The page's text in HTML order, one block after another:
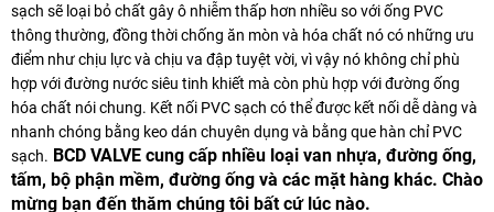
sạch sẽ loại bỏ chất gây ô nhiễm thấp hơn nhiều so với ống PVC
thông thường, đồng thời chống ăn mòn và hóa chất nó có những ưu
điểm như chịu lực và chịu va đập tuyệt vời, vì vậy nó không chỉ phù
hợp với đường nước siêu tinh khiết mà còn phù hợp với đường ống
hóa chất nói chung. Kết nối PVC sạch có thể được kết nối dễ dàng và
nhanh chóng bằng keo dán chuyên dụng và bằng que hàn chỉ PVC
sạch. BCD VALVE cung cấp nhiều loại van nhựa, đường ống,
tấm, bộ phận mềm, đường ống và các mặt hàng khác. Chào
mừng bạn đến thăm chúng tôi bất cứ lúc nào.